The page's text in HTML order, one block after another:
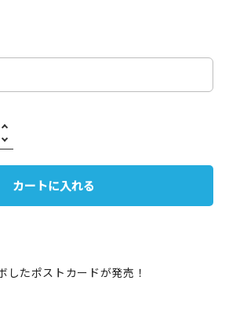
カートに入れる
したポストカードが発売！